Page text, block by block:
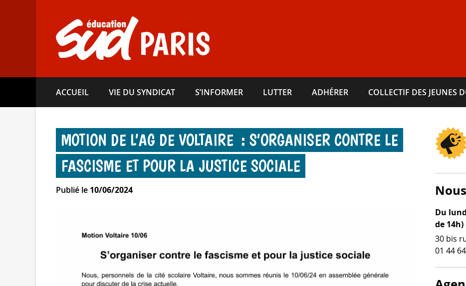
PARIS
ACCUEIL VIE DU SYNDICAT S’INFORMER LUTTER ADHÉRER COLLECTIF DES JEUNES
MOTION DE L’AG DE VOLTAIRE : S’ORGANISER CONTRE LE
FASCISME ET POUR LA JUSTICE SOCIALE
Publié le 10/06/2024
Du
de 14h)
30 bis
01 44